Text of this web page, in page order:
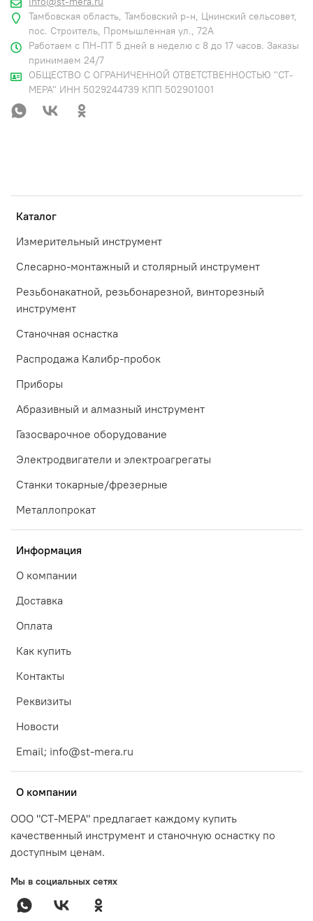
Каталог
Измерительный инструмент
Слесарно-монтажный и столярный инструмент
Резьбонакатной, резьбонарезной, винторезный
инструмент
Станочная оснастка
Распродажа Калибр-пробок
Приборы
Абразивный и алмазный инструмент
Газосварочное оборудование
Электродвигатели и электроагрегаты
Станки токарные/фрезерные
Металлопрокат
Информация
О компании
Доставка
Оплата
Как купить
Контакты
Реквизиты
Новости
Email; info@st-mera.ru
О компании
ООО "СТ-МЕРА" предлагает каждому купить
качественный инструмент и станочную оснастку по
доступным ценам.
Мы в социальных сетях
Тамбовская область, Тамбовский р-н, Цнинский сельсовет,
пос. Строитель, Промышленная ул., 72А
Работаем с ПН-ПТ 5 дней в неделю с 8 до 17 часов. Заказы
принимаем 24/7
ОБЩЕСТВО С ОГРАНИЧЕННОЙ ОТВЕТСТВЕННОСТЬЮ "СТ-
МЕРА" ИНН 5029244739 КПП 502901001